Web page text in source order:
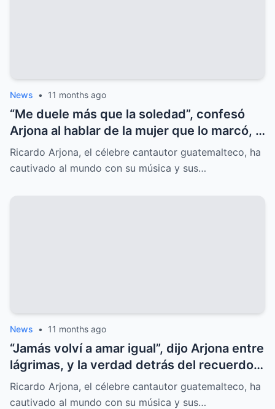
News • 11 months ago
“Me duele más que la soledad”, confesó
Arjona al hablar de la mujer que lo marcó, y
el secreto oculto salió a la luz.
Ricardo Arjona, el célebre cantautor guatemalteco, ha
cautivado al mundo con su música y sus…
News • 11 months ago
“Jamás volví a amar igual”, dijo Arjona entre
lágrimas, y la verdad detrás del recuerdo
sorprende al mundo.
Ricardo Arjona, el célebre cantautor guatemalteco, ha
cautivado al mundo con su música y sus…